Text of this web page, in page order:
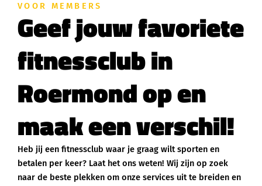
VOOR MEMBERS
Geef jouw favoriete
fitnessclub in
Roermond op en
maak een verschil!
Heb jij een fitnessclub waar je graag wilt sporten en
betalen per keer? Laat het ons weten! Wij zijn op zoek
naar de beste plekken om onze services uit te breiden en